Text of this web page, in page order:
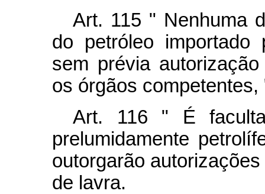
Art. 115 " Nenhuma
do petróleo
sem prévia
os órgãos
Art. 116 " É
prelumidamente
outorgarão
de lavra.